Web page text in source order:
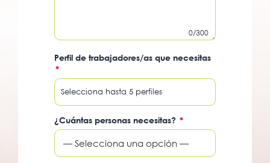
0/300
Perfil de trabajadores/as que necesitas
*
¿Cuántas personas necesitas? *
— Selecciona una opción —